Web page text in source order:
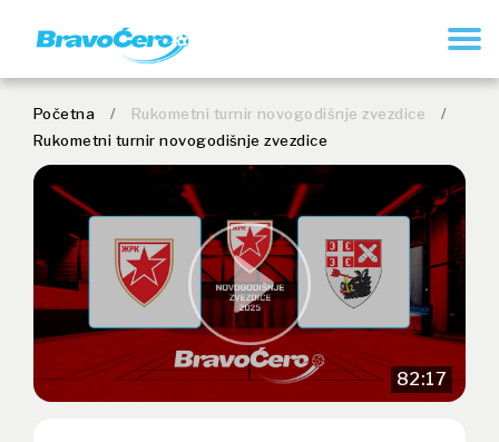
Početna / Rukometni turnir novogodišnje zvezdice
/
Rukometni turnir novogodišnje zvezdice
82:17